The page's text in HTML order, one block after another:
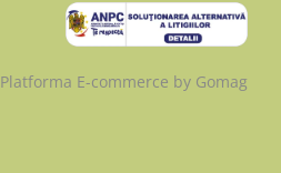
Platforma E-commerce by Gomag